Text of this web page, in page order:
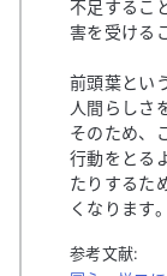
不足するこ
害を受ける
前頭葉とい
人間らしさ
そのため、
行動をとる
たりするた
くなります。
参考文献: